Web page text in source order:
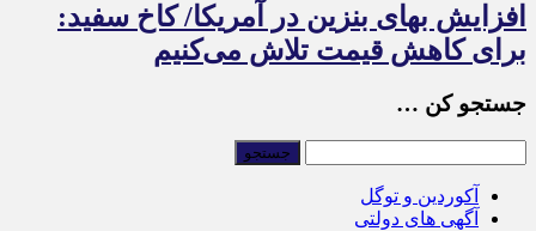
افزایش بهای بنزین در آمریکا/ کاخ سفید:
برای کاهش قیمت تلاش می‌کنیم
جستجو کن …
آکوردین و توگل
آگهی های دولتی